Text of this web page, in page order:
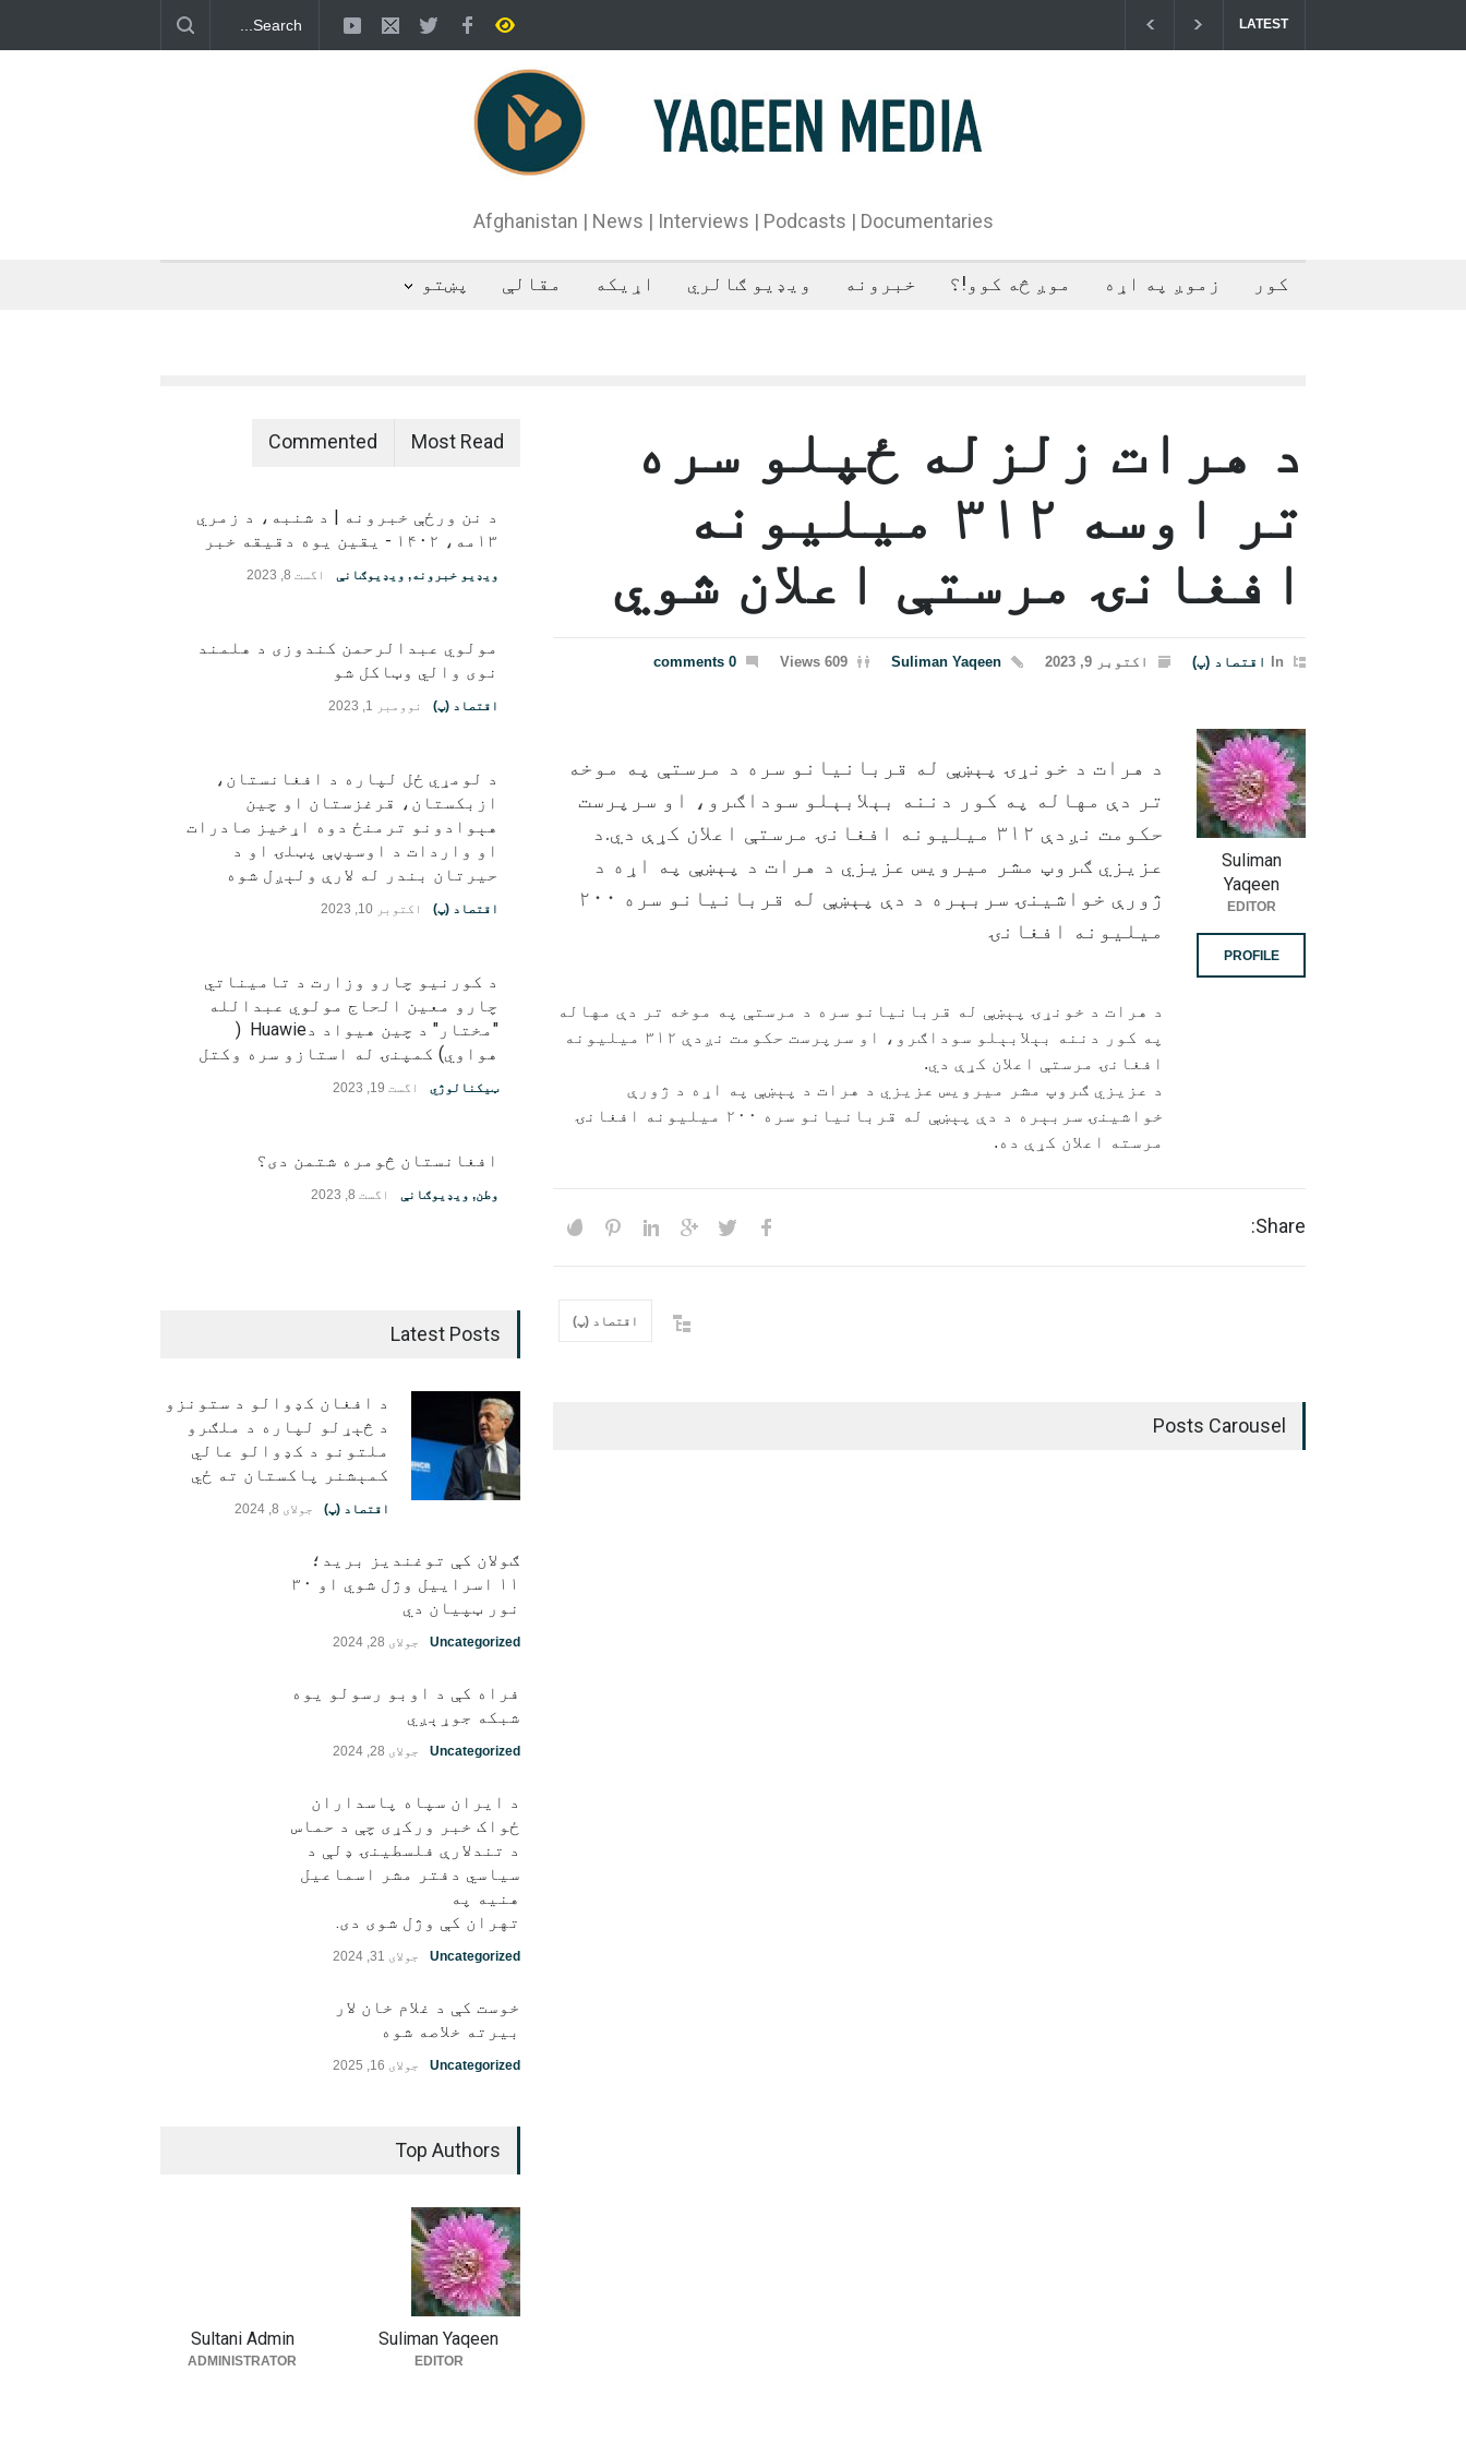
LATEST
فراه کې د اوبو رسولو یوه شبکه جوړېږي
تهران کې وژل شوی دی.
Afghanistan | News | Interviews | Podcasts | Documentaries
کور زموږ په اړه موږ څه کوو!؟ خبرونه ویډیو ګالري اړیکه مقالې پښتو
د هرات زلزله ځپلو سره
تر اوسه ۳۱۲ میلیونه
افغانۍ مرستې اعلان شوي
In اقتصاد (پ) اکتوبر 9, 2023 Suliman Yaqeen
609 Views
0 comments
د هرات د خونړۍ پېښې له قربانیانو سره د مرستې په موخه
تر دې مهاله په کور دننه بېلابېلو سوداګرو، او سرپرست
حکومت نږدې ۳۱۲ میلیونه افغانۍ مرستې اعلان کړې دي.د
عزیزي ګروپ مشر میرویس عزیزي د هرات د پېښې په اړه د
ژورې خواشينۍ سربېره د دې پېښې له قربانیانو سره ۲۰۰
میلیونه افغانۍ
د هرات د خونړۍ پېښې له قربانیانو سره د مرستې په موخه تر دې مهاله
په کور دننه بېلابېلو سوداګرو، او سرپرست حکومت نږدې ۳۱۲ میلیونه
افغانۍ مرستې اعلان کړې دي.
د عزیزي ګروپ مشر میرویس عزیزي د هرات د پېښې په اړه د ژورې
خواشينۍ سربېره د دې پېښې له قربانیانو سره ۲۰۰ میلیونه افغانۍ
مرسته اعلان کړې ده.
Suliman
Yaqeen
EDITOR
PROFILE
Share:
اقتصاد (پ)
Posts Carousel
Most Read
Commented
د نن ورځې خبرونه | د شنبه، د زمري
۱۳مه، ۱۴۰۲ - یقین یوه دقیقه خبر
ویډیو خبرونه, ویډیوګانې اگست 8, 2023
مولوي عبدالرحمن کندوزی د هلمند
نوی والي وټاکل شو
اقتصاد (پ) نوومبر 1, 2023
د لومړي ځل لپاره د افغانستان،
ازبکستان، قرغزستان او چین
هېوادونو ترمنځ دوه اړخیز صادرات
او واردات د اوسپڼې پټلۍ او د
حیرتان بندر له لارې ولېږل شوه
اقتصاد (پ) اکتوبر 10, 2023
د کورنیو چارو وزارت د تامیناتي
چارو معین الحاج مولوي عبدالله
"مختار" د چین هیواد دHuawie (
هواوي) کمپنۍ له استازو سره وکتل
ټیکنالوژي اگست 19, 2023
افغانستان څومره شتمن دی؟
وطن, ویډیوګانې اگست 8, 2023
Latest Posts
د افغان کډوالو د ستونزو
د څېړلو لپاره د ملګرو
ملتونو د کډوالو عالي
کمېشنر پاکستان ته ځي
اقتصاد (پ) جولای 8, 2024
ګولان کې توغندیز برید؛
۱۱ اسراییل وژل شوي او ۳۰
نور ټپيان دي
Uncategorized جولای 28, 2024
فراه کې د اوبو رسولو یوه
شبکه جوړېږي
Uncategorized جولای 28, 2024
د ایران سپاه پاسداران
ځواک خبر ورکړی چې د حماس
د تندلارې فلسطينۍ ډلې د
سیاسي دفتر مشر اسماعیل
هنيه په
تهران کې وژل شوی دی.
Uncategorized جولای 31, 2024
خوست کې د غلام خان لار
بیرته خلاصه شوه
Uncategorized جولای 16, 2025
Top Authors
Suliman Yaqeen
EDITOR
Sultani Admin
ADMINISTRATOR